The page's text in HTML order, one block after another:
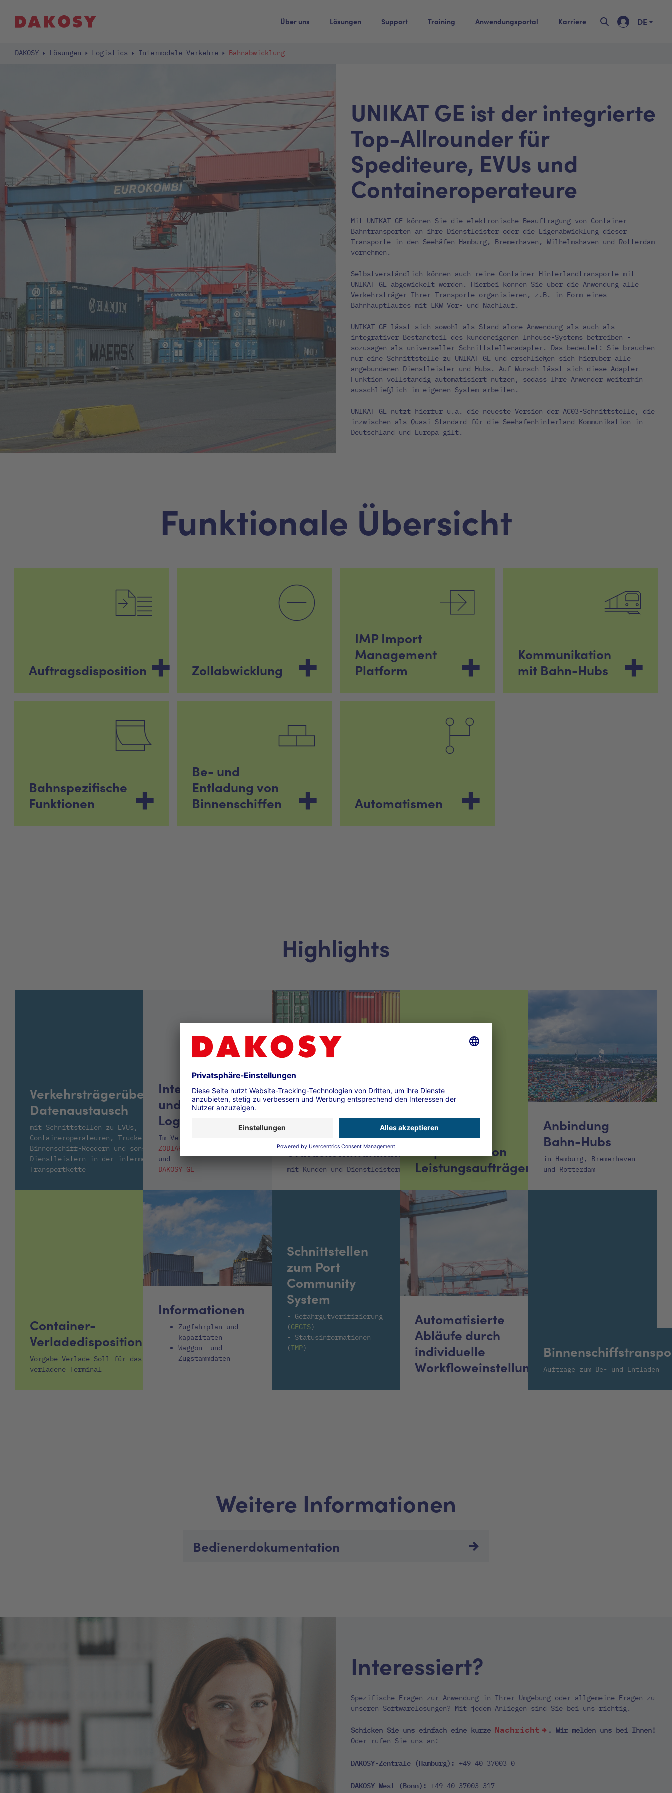
DE
Über uns Lösungen Support Training Anwendungsportal Karriere
DAKOSY Lösungen Logistics Intermodale Verkehre Bahnabwicklung
UNIKAT GE ist der integrierte
Top-Allrounder für
Spediteure, EVUs und
Containeroperateure
Mit UNIKAT GE können Sie die elektronische Beauftragung von Container-
Bahntransporten an ihre Dienstleister oder die Eigenabwicklung dieser
Transporte in den Seehäfen Hamburg, Bremerhaven, Wilhelmshaven und Rotterdam
vornehmen.
Selbstverständlich können auch reine Container-Hinterlandtransporte mit
UNIKAT GE abgewickelt werden. Hierbei können Sie über die Anwendung alle
Verkehrsträger Ihrer Transporte organisieren, z.B. in Form eines
Bahnhauptlaufes mit LKW Vor- und Nachlauf.
UNIKAT GE lässt sich sowohl als Stand-alone-Anwendung als auch als
integrativer Bestandteil des kundeneigenen Inhouse-Systems betreiben -
sozusagen als universeller Schnittstellenadapter. Das bedeutet: Sie brauchen
nur eine Schnittstelle zu UNIKAT GE und erschließen sich hierüber alle
angebundenen Dienstleister und Hubs. Auf Wunsch lässt sich diese Adapter-
Funktion vollständig automatisiert nutzen, sodass Ihre Anwender weiterhin
ausschließlich im eigenen System arbeiten.
UNIKAT GE nutzt hierfür u.a. die neueste Version der AC03-Schnittstelle, die
inzwischen als Quasi-Standard für die Seehafenhinterland-Kommunikation in
Deutschland und Europa gilt.
Funktionale Übersicht
Auftragsdisposition Zollabwicklung
IMP Import
Management
Platform
Kommunikation
mit Bahn-Hubs
Bahnspezifische
Funktionen
Be- und
Entladung von
Binnenschiffen
Automatismen
Highlights
Verkehrsträgerübergreifender
Datenaustausch
mit Schnittstellen zu EVUs,
Containeroperateuren, Truckern,
Binnenschiff-Reedern und sonstigen
Dienstleistern in der intermodalen
Transportkette
Integrierte Zoll-
und
Logistikabwicklung
Im Verbund mit
ZODIAK GE
und
DAKOSY GE
Elektronische
Auftrags- und
Statuskommunikation
mit Kunden und Dienstleistern
Disposition von
Leistungsaufträgen
Anbindung
Bahn-Hubs
in Hamburg, Bremerhaven
und Rotterdam
Container-
Verladedisposition
Vorgabe Verlade-Soll für das
verladene Terminal
Informationen
Zugfahrplan und -
kapazitäten
Waggon- und
Zugstammdaten
Schnittstellen
zum Port
Community
System
- Gefahrgutverifizierung
(GEGIS)
- Statusinformationen
(IMP)
Automatisierte
Abläufe durch
individuelle
WorkfloweinstellungenAufträge zum Be- und Entladen
Weitere Informationen
Bedienerdokumentation
Interessiert?
Spezifische Fragen zur Anwendung in Ihrer Umgebung oder allgemeine Fragen zu
unseren Softwarelösungen? Mit jedem Anliegen sind Sie bei uns richtig.
Schicken Sie uns einfach eine kurze Nachricht
. Wir melden uns bei Ihnen!
Oder rufen Sie uns an:
DAKOSY-Zentrale (Hamburg): +49 40 37003 0
DAKOSY-West (Bonn): +49 40 37003 317